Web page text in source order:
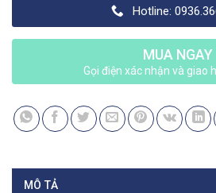
Hotline:
MUA NGAY
Gọi điện xác nhận và giao
MÔ TẢ